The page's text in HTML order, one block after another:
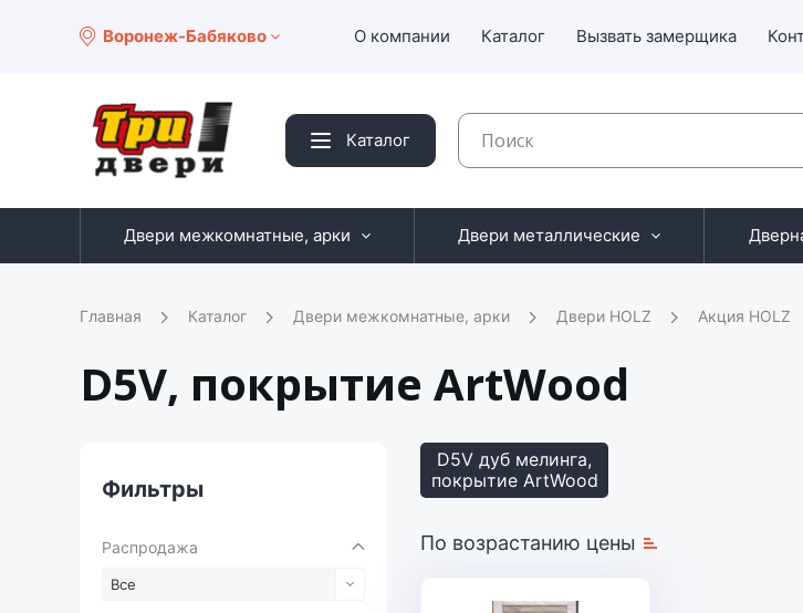
Воронеж-Бабяково О компании Каталог Вызвать замерщика
Каталог
Двери межкомнатные, арки Двери металлические
Главная Каталог Двери межкомнатные, арки Двери HOLZ Акция HOLZ
D5V, покрытие ArtWood
Фильтры
Распродажа
Все
D5V дуб мелинга,
покрытие ArtWood
По возрастанию цены